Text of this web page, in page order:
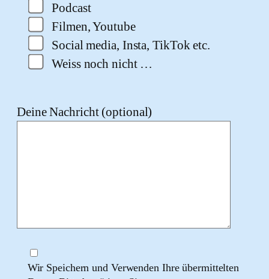
Podcast
Filmen, Youtube
Social media, Insta, TikTok etc.
Weiss noch nicht …
Deine Nachricht (optional)
Wir Speichern und Verwenden Ihre übermittelten